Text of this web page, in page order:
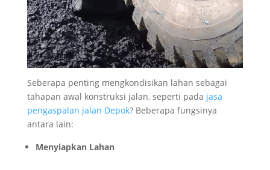
Seberapa penting mengkondisikan lahan sebagai
tahapan awal konstruksi jalan, seperti pada jasa
pengaspalan jalan Depok? Beberapa fungsinya
antara lain:
Menyiapkan Lahan